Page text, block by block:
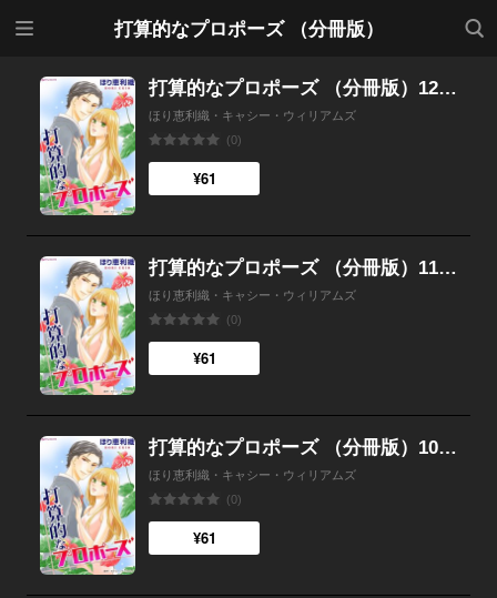
打算的なプロポーズ （分冊版）
検索
打算的なプロポーズ （分冊版）12話
ほり恵利織・キャシー・ウィリアムズ
(0)
¥61
打算的なプロポーズ （分冊版）11話
ほり恵利織・キャシー・ウィリアムズ
(0)
¥61
打算的なプロポーズ （分冊版）10話
ほり恵利織・キャシー・ウィリアムズ
(0)
¥61